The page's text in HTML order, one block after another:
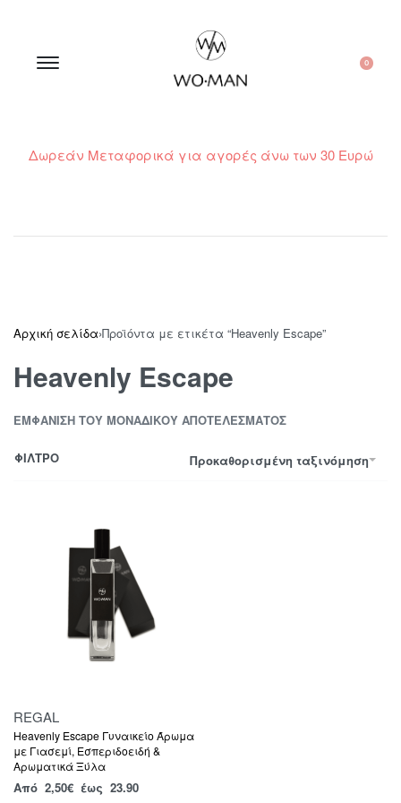
0
Δωρεάν Μεταφορικά για αγορές άνω των 30 Ευρώ
Αρχική σελίδα›Προϊόντα με ετικέτα “Heavenly Escape”
Heavenly Escape
ΕΜΦΆΝΙΣΗ ΤΟΥ ΜΟΝΑΔΙΚΟΎ ΑΠΟΤΕΛΈΣΜΑΤΟΣ
Προκαθορισμένη ταξινόμηση
ΦΙΛΤΡΟ
REGAL
Heavenly Escape Γυναικείο Άρωμα
με Γιασεμί, Εσπεριδοειδή &
Αρωματικά Ξύλα
Από 2,50€ έως 23.90